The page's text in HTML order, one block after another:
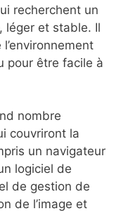
recherchent un
léger et stable. Il
pour être facile à
nombre
couvriront la
un navigateur
logiciel de
de gestion de
de l’image et